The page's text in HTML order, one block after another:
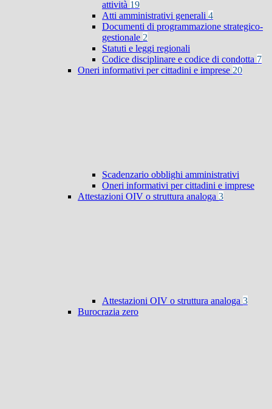
attività 19
Atti amministrativi generali 4
Documenti di programmazione strategico-
gestionale 2
Statuti e leggi regionali
Codice disciplinare e codice di condotta 7
Oneri informativi per cittadini e imprese 20
Scadenzario obblighi amministrativi
Oneri informativi per cittadini e imprese
Attestazioni OIV o struttura analoga 3
Attestazioni OIV o struttura analoga 3
Burocrazia zero